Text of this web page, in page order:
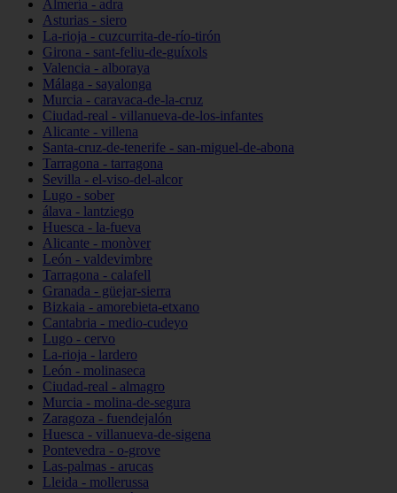
Almería - adra
Asturias - siero
La-rioja - cuzcurrita-de-río-tirón
Girona - sant-feliu-de-guíxols
Valencia - alboraya
Málaga - sayalonga
Murcia - caravaca-de-la-cruz
Ciudad-real - villanueva-de-los-infantes
Alicante - villena
Santa-cruz-de-tenerife - san-miguel-de-abona
Tarragona - tarragona
Sevilla - el-viso-del-alcor
Lugo - sober
álava - lantziego
Huesca - la-fueva
Alicante - monòver
León - valdevimbre
Tarragona - calafell
Granada - güejar-sierra
Bizkaia - amorebieta-etxano
Cantabria - medio-cudeyo
Lugo - cervo
La-rioja - lardero
León - molinaseca
Ciudad-real - almagro
Murcia - molina-de-segura
Zaragoza - fuendejalón
Huesca - villanueva-de-sigena
Pontevedra - o-grove
Las-palmas - arucas
Lleida - mollerussa